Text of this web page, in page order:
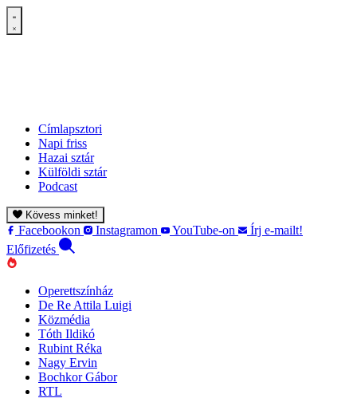
Címlapsztori
Napi friss
Hazai sztár
Külföldi sztár
Podcast
Kövess minket!
Facebookon Instagramon YouTube-on
Írj e-mailt!
Előfizetés
Operettszínház
De Re Attila Luigi
Közmédia
Tóth Ildikó
Rubint Réka
Nagy Ervin
Bochkor Gábor
RTL